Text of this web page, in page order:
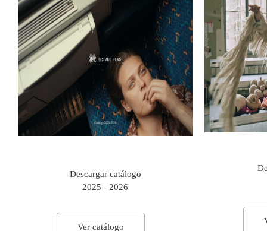
Descargar catálogo
2025 - 2026
Ver catálogo